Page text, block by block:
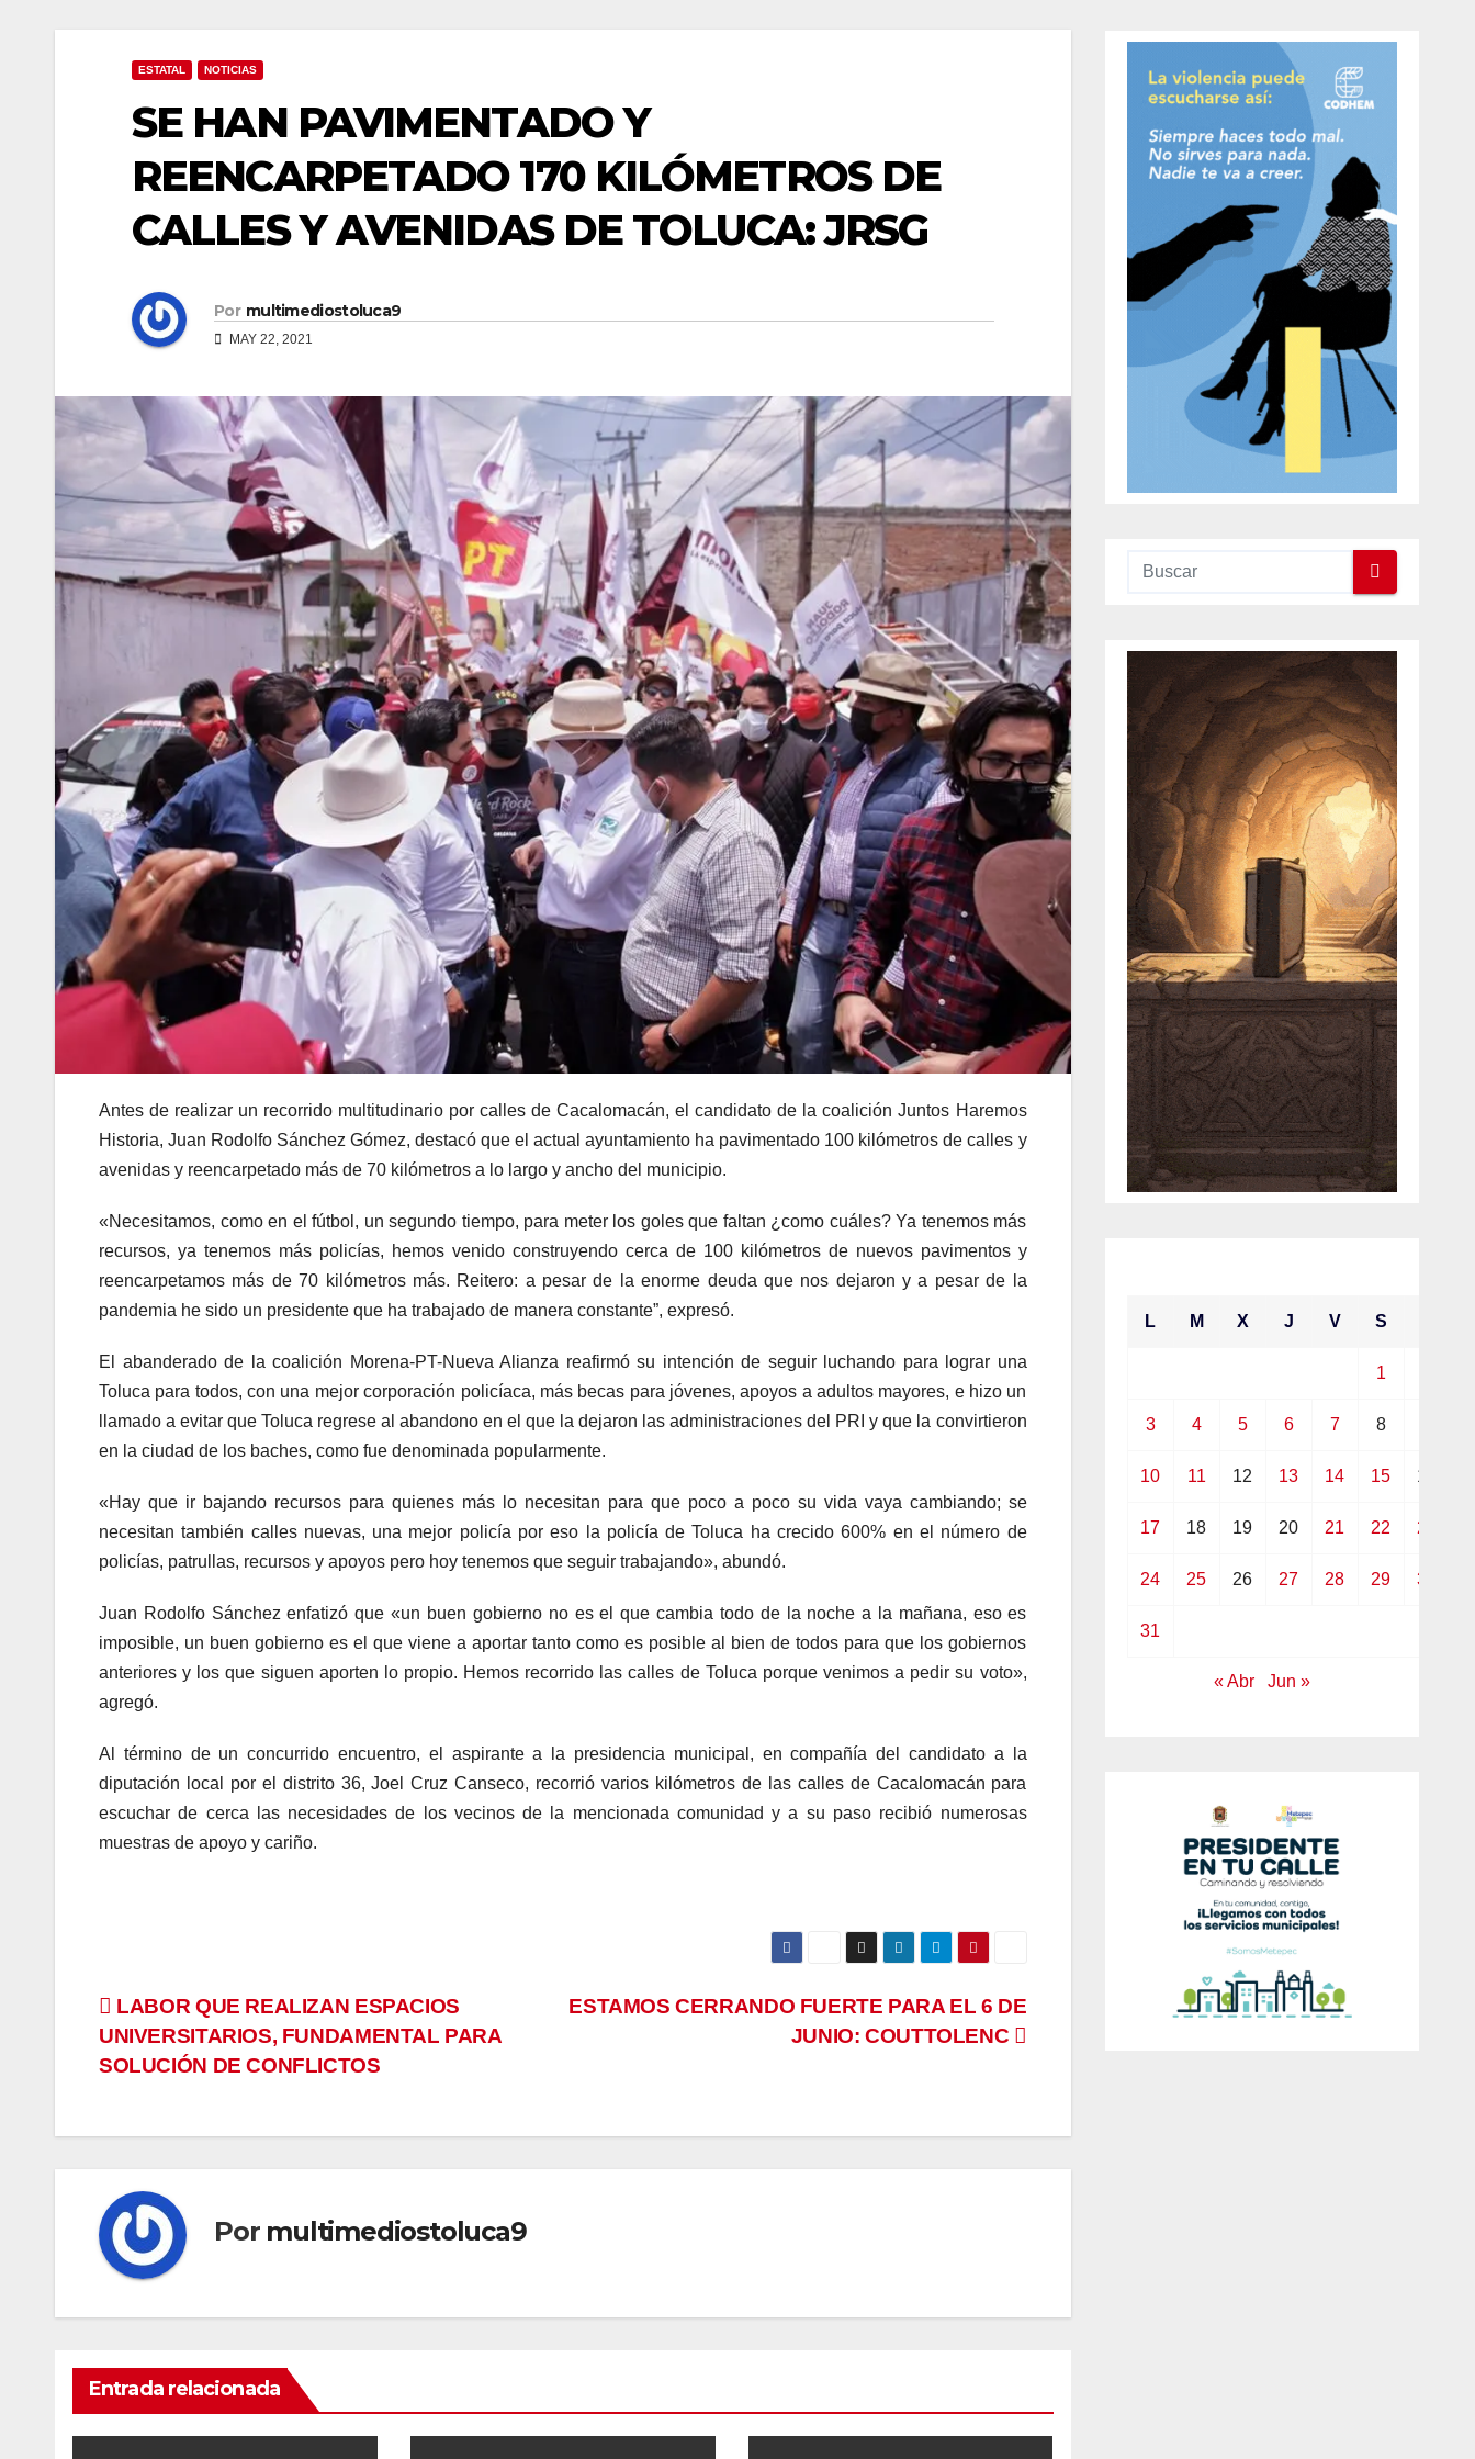
ESTATAL NOTICIAS
SE HAN PAVIMENTADO Y
REENCARPETADO 170 KILÓMETROS DE
CALLES Y AVENIDAS DE TOLUCA: JRSG
Por multimediostoluca9
MAY 22, 2021
Antes de realizar un recorrido multitudinario por calles de Cacalomacán, el candidato de la coalición Juntos Haremos
Historia, Juan Rodolfo Sánchez Gómez, destacó que el actual ayuntamiento ha pavimentado 100 kilómetros de calles y
avenidas y reencarpetado más de 70 kilómetros a lo largo y ancho del municipio.
«Necesitamos, como en el fútbol, un segundo tiempo, para meter los goles que faltan ¿como cuáles? Ya tenemos más
recursos, ya tenemos más policías, hemos venido construyendo cerca de 100 kilómetros de nuevos pavimentos y
reencarpetamos más de 70 kilómetros más. Reitero: a pesar de la enorme deuda que nos dejaron y a pesar de la
pandemia he sido un presidente que ha trabajado de manera constante”, expresó.
El abanderado de la coalición Morena-PT-Nueva Alianza reafirmó su intención de seguir luchando para lograr una
Toluca para todos, con una mejor corporación policíaca, más becas para jóvenes, apoyos a adultos mayores, e hizo un
llamado a evitar que Toluca regrese al abandono en el que la dejaron las administraciones del PRI y que la convirtieron
en la ciudad de los baches, como fue denominada popularmente.
«Hay que ir bajando recursos para quienes más lo necesitan para que poco a poco su vida vaya cambiando; se
necesitan también calles nuevas, una mejor policía por eso la policía de Toluca ha crecido 600% en el número de
policías, patrullas, recursos y apoyos pero hoy tenemos que seguir trabajando», abundó.
Juan Rodolfo Sánchez enfatizó que «un buen gobierno no es el que cambia todo de la noche a la mañana, eso es
imposible, un buen gobierno es el que viene a aportar tanto como es posible al bien de todos para que los gobiernos
anteriores y los que siguen aporten lo propio. Hemos recorrido las calles de Toluca porque venimos a pedir su voto»,
agregó.
Al término de un concurrido encuentro, el aspirante a la presidencia municipal, en compañía del candidato a la
diputación local por el distrito 36, Joel Cruz Canseco, recorrió varios kilómetros de las calles de Cacalomacán para
escuchar de cerca las necesidades de los vecinos de la mencionada comunidad y a su paso recibió numerosas
muestras de apoyo y cariño.
Navegación
de
ESTAMOS CERRANDO FUERTE PARA EL 6 DE
JUNIO: COUTTOLENC
LABOR QUE REALIZAN ESPACIOS
UNIVERSITARIOS, FUNDAMENTAL PARA
SOLUCIÓN DE CONFLICTOS
Por multimediostoluca9
Entrada relacionada
L M X J V S
1
3 4 5 6 7 8
10 11 12 13 14 15 16
17 18 19 20 21 22 23
24 25 26 27 28 29 30
31
« Abr Jun »